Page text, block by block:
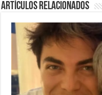
Artículos relacionados